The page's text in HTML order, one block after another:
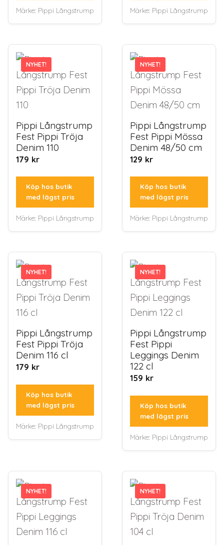
Märke: Pippi Långstrump Märke: Pippi Långstrump
NYHET!
NYHET!
Pippi Långstrump
Fest Pippi Tröja
Denim 110
179 kr
Köp hos butik
med lägst pris
Märke: Pippi Långstrump
NYHET!
NYHET!
Pippi Långstrump
Fest Pippi Mössa
Denim 48/50 cm
129 kr
Köp hos butik
med lägst pris
Märke: Pippi Långstrump
NYHET!
NYHET!
Pippi Långstrump
Fest Pippi Tröja
Denim 116 cl
179 kr
Köp hos butik
med lägst pris
Märke: Pippi Långstrump
NYHET!
NYHET!
Pippi Långstrump
Fest Pippi
Leggings Denim
122 cl
159 kr
Köp hos butik
med lägst pris
Märke: Pippi Långstrump
NYHET!
NYHET! NYHET!
NYHET!